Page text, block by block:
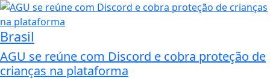
Brasil
AGU se reúne com Discord e cobra proteção de
crianças na plataforma